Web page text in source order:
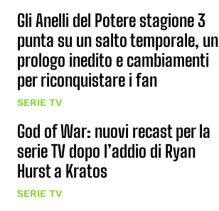
Gli Anelli del Potere stagione 3
punta su un salto temporale, un
prologo inedito e cambiamenti
per riconquistare i fan
SERIE TV
God of War: nuovi recast per la
serie TV dopo l’addio di Ryan
Hurst a Kratos
SERIE TV